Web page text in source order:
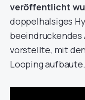
veröffentlicht
doppelhalsiges
beeindruckendes
vorstellte, mit
Looping aufbaute.